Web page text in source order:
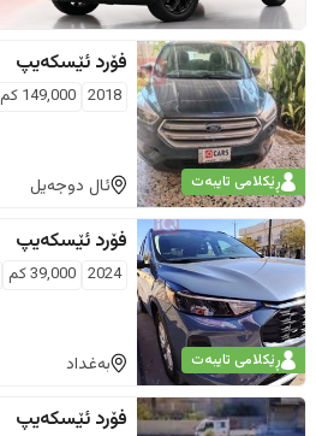
ڕێکلامی تایبەت
فۆرد ئێسکەیپ
2018
149,000 كم
ئال دوجەیل
ڕێکلامی تایبەت
فۆرد ئێسکەیپ
2024
39,000كم
بەغداد
فۆرد ئێسکەیپ